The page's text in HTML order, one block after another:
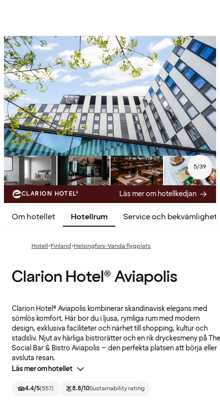
5/39
CLARION HOTEL® Läs mer om hotellkedjan
Om hotellet Hotellrum Service och
Hotell·Finland·Helsingfors-Vanda flygplats
Clarion Hotel® Aviapolis
Clarion Hotel® Aviapolis kombinerar skandinavisk elegans med
sömlös komfort. Här bor du i ljusa, rymliga rum med modern
design, exklusiva faciliteter och närhet till shopping, kultur och
stadsliv. Njut av härliga bistrorätter och en rik dryckesmeny på The
Social Bar & Bistro Aviapolis – den perfekta platsen att börja eller
avsluta resan.
Läs mer om hotellet
4.4/5(557) 8.8/10Sustainability rating